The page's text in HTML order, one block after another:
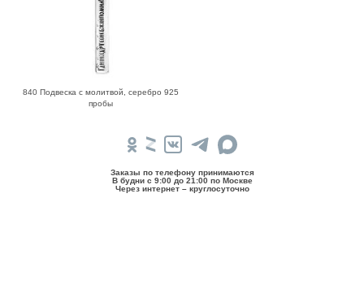
840 Подвеска с молитвой, серебро 925
пробы
Заказы по телефону принимаются
В будни c 9:00 до 21:00 по Москве
Через интернет – круглосуточно